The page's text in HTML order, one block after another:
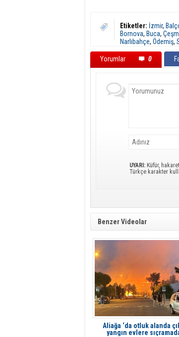
Etiketler: İzmir,
Bornova, Buca,
Narlıbahçe, Ödemiş,
Yorumlar 0
UYARI: Küfür,
Türkçe karakter
Benzer Videolar
Aliağa ‘da otluk alanda
yangın evlere